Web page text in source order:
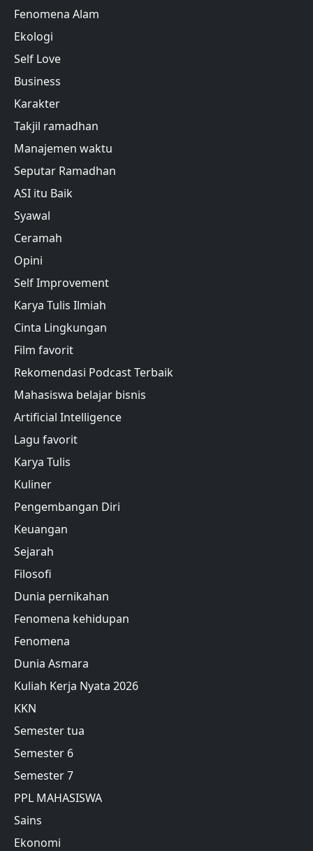
Fenomena Alam
Ekologi
Self Love
Business
Karakter
Takjil ramadhan
Manajemen waktu
Seputar Ramadhan
ASI itu Baik
Syawal
Ceramah
Opini
Self Improvement
Karya Tulis Ilmiah
Cinta Lingkungan
Film favorit
Rekomendasi Podcast Terbaik
Mahasiswa belajar bisnis
Artificial Intelligence
Lagu favorit
Karya Tulis
Kuliner
Pengembangan Diri
Keuangan
Sejarah
Filosofi
Dunia pernikahan
Fenomena kehidupan
Fenomena
Dunia Asmara
Kuliah Kerja Nyata 2026
KKN
Semester tua
Semester 6
Semester 7
PPL MAHASISWA
Sains
Ekonomi